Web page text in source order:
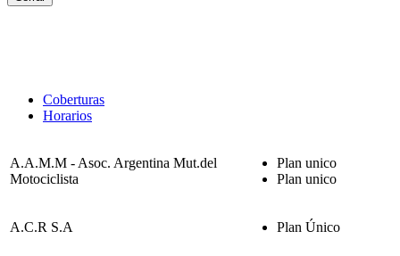
Coberturas
Horarios
A.A.M.M - Asoc. Argentina Mut.del
Motociclista
Plan unico
Plan unico
A.C.R S.A Plan Único